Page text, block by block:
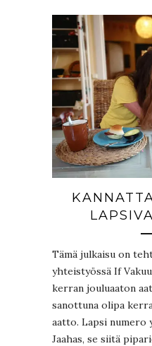
Tämä julkaisu on
yhteistyössä If
kerran jouluaaton
sanottuna olipa
aatto. Lapsi numero
Jaahas, se siitä